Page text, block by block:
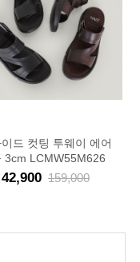
드 컷팅 투웨이 에어
3cm LCMW55M626
42,900 159,000